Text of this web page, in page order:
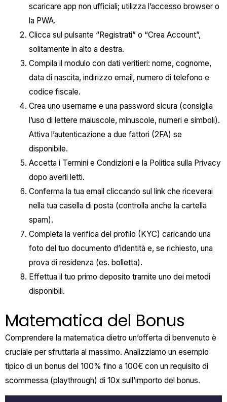
scaricare app non ufficiali; utilizza l’accesso browser o
la PWA.
Clicca sul pulsante “Registrati” o “Crea Account”,
solitamente in alto a destra.
Compila il modulo con dati veritieri: nome, cognome,
data di nascita, indirizzo email, numero di telefono e
codice fiscale.
Crea uno username e una password sicura (consiglia
l’uso di lettere maiuscole, minuscole, numeri e simboli).
Attiva l’autenticazione a due fattori (2FA) se
disponibile.
Accetta i Termini e Condizioni e la Politica sulla Privacy
dopo averli letti.
Conferma la tua email cliccando sul link che riceverai
nella tua casella di posta (controlla anche la cartella
spam).
Completa la verifica del profilo (KYC) caricando una
foto del tuo documento d’identità e, se richiesto, una
prova di residenza (es. bolletta).
Effettua il tuo primo deposito tramite uno dei metodi
disponibili.
Matematica del Bonus
Comprendere la matematica dietro un’offerta di benvenuto è
cruciale per sfruttarla al massimo. Analizziamo un esempio
tipico di un bonus del 100% fino a 100€ con un requisito di
scommessa (playthrough) di 10x sull’importo del bonus.